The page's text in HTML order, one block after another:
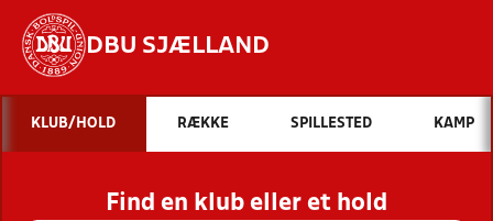
DBU SJÆLLAND
Hvad vil du søge efter?
INDHOLD OG NYHEDER
STILLINGER, RESULTATER, KLUBBER OG
KLUB/HOLD RÆKKE SPILLESTED KAMP
Find en klub eller et hold